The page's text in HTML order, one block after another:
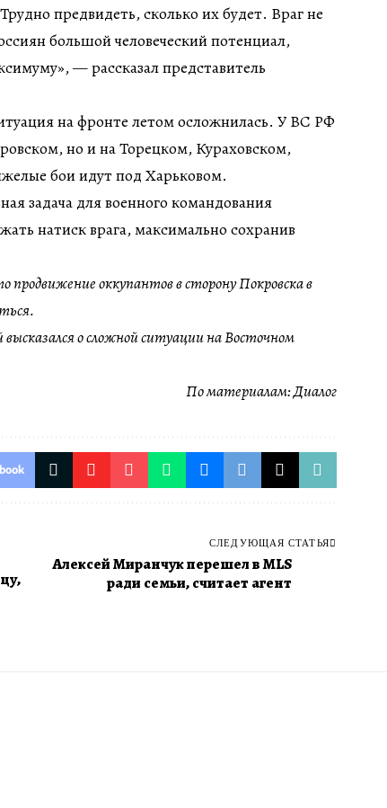
предвидеть, сколько их будет. Враг не
большой человеческий потенциал,
— рассказал представитель
на фронте летом осложнилась. У ВС РФ
но и на Торецком, Кураховском,
бои идут под Харьковом.
задача для военного командования
натиск врага, максимально сохранив
продвижение оккупантов в сторону Покровска в
о сложной ситуации на Восточном
По материалам:Диалог
СЛЕДУЮЩАЯ СТАТЬЯ
Алексей Миранчук перешел в MLS
ради семьи, считает агент